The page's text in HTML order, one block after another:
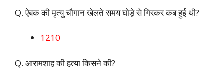
Q. ऐबक की मृत्यु चौगान खेलते समय घोड़े से गिरकर कब हुई थी?
1210
Q. आरामशाह की हत्या किसने की?